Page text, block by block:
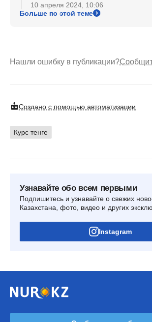
10 апреля 2024, 10:06
Больше по этой теме
Нашли ошибку в публикации?
Создано с помощью автоматизации
Курс тенге
Узнавайте обо всем первыми
Подпишитесь и узнавайте о свежих
Казахстана, фото, видео и других
Instagram